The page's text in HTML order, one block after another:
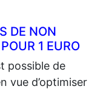
DE NON
1 EURO
possible de
vue d’optimiser